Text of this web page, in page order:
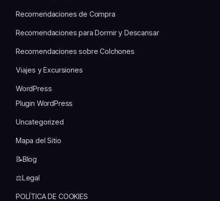
Recomendaciones de Compra
Recomendaciones para Dormir y Descansar
Recomendaciones sobre Colchones
Viajes y Excursiones
WordPress
Plugin WordPress
Uncategorized
Mapa del Sitio
📝Blog
⚖️Legal
POLÍTICA DE COOKIES